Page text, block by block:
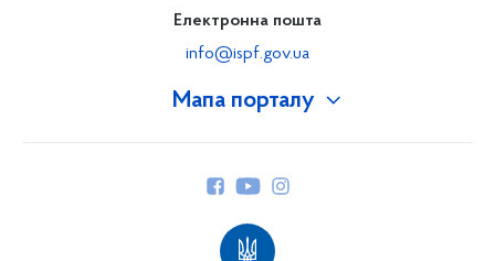
Мапа порталу
Електронна пошта
info@ispf.gov.ua